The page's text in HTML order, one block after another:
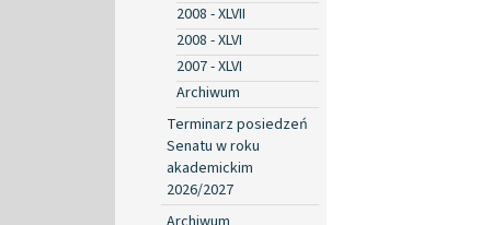
2008 - XLVII
2008 - XLVI
2007 - XLVI
Archiwum
Terminarz posiedzeń
Senatu w roku
akademickim
2026/2027